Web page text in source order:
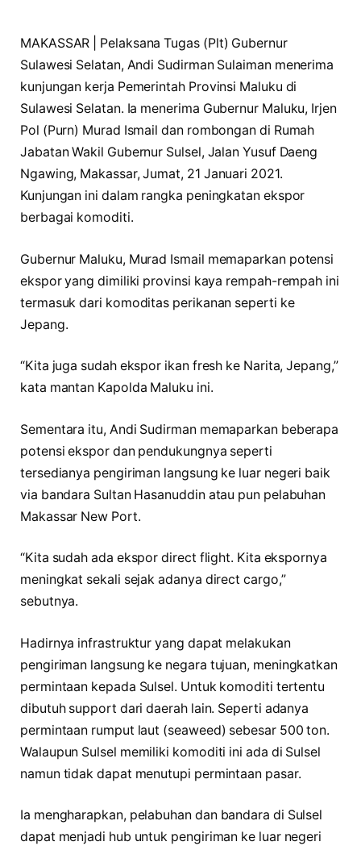
MAKASSAR | Pelaksana Tugas (Plt) Gubernur
Sulawesi Selatan, Andi Sudirman Sulaiman menerima
kunjungan kerja Pemerintah Provinsi Maluku di
Sulawesi Selatan. Ia menerima Gubernur Maluku, Irjen
Pol (Purn) Murad Ismail dan rombongan di Rumah
Jabatan Wakil Gubernur Sulsel, Jalan Yusuf Daeng
Ngawing, Makassar, Jumat, 21 Januari 2021.
Kunjungan ini dalam rangka peningkatan ekspor
berbagai komoditi.
Gubernur Maluku, Murad Ismail memaparkan potensi
ekspor yang dimiliki provinsi kaya rempah-rempah ini
termasuk dari komoditas perikanan seperti ke
Jepang.
“Kita juga sudah ekspor ikan fresh ke Narita, Jepang,”
kata mantan Kapolda Maluku ini.
Sementara itu, Andi Sudirman memaparkan beberapa
potensi ekspor dan pendukungnya seperti
tersedianya pengiriman langsung ke luar negeri baik
via bandara Sultan Hasanuddin atau pun pelabuhan
Makassar New Port.
“Kita sudah ada ekspor direct flight. Kita ekspornya
meningkat sekali sejak adanya direct cargo,”
sebutnya.
Hadirnya infrastruktur yang dapat melakukan
pengiriman langsung ke negara tujuan, meningkatkan
permintaan kepada Sulsel. Untuk komoditi tertentu
dibutuh support dari daerah lain. Seperti adanya
permintaan rumput laut (seaweed) sebesar 500 ton.
Walaupun Sulsel memiliki komoditi ini ada di Sulsel
namun tidak dapat menutupi permintaan pasar.
Ia mengharapkan, pelabuhan dan bandara di Sulsel
dapat menjadi hub untuk pengiriman ke luar negeri